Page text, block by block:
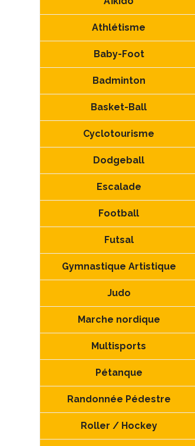
Athlétisme
Baby-Foot
Badminton
Basket-Ball
Cyclotourisme
Dodgeball
Escalade
Football
Futsal
Gymnastique Artistique
Judo
Marche nordique
Multisports
Pétanque
Randonnée Pédestre
Roller / Hockey